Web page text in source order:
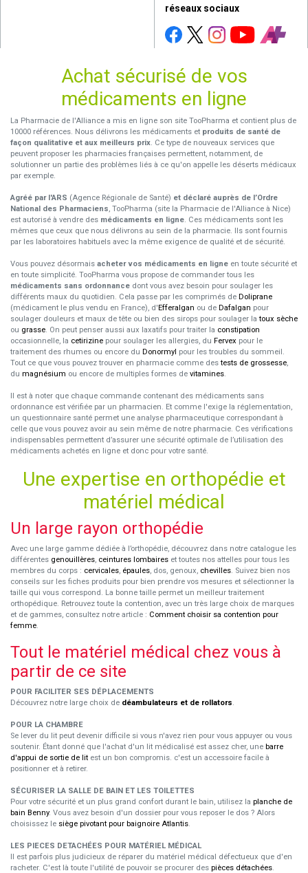
réseaux sociaux
Achat sécurisé de vos
médicaments en ligne
La Pharmacie de l'Alliance a mis en ligne son site TooPharma et contient plus de
10000 références. Nous délivrons les médicaments et produits de santé de
façon qualitative et aux meilleurs prix. Ce type de nouveaux services que
peuvent proposer les pharmacies françaises permettent, notamment, de
solutionner un partie des problèmes liés à ce qu'on appelle les déserts médicaux
par exemple.
Agréé par l'ARS (Agence Régionale de Santé) et déclaré auprès de l’Ordre
National des Pharmaciens, TooPharma (site la Pharmacie de l'Alliance à Nice)
est autorisé à vendre des médicaments en ligne. Ces médicaments sont les
mêmes que ceux que nous délivrons au sein de la pharmacie. Ils sont fournis
par les laboratoires habituels avec la même exigence de qualité et de sécurité.
Vous pouvez désormais acheter vos médicaments en ligne en toute sécurité et
en toute simplicité. TooPharma vous propose de commander tous les
médicaments sans ordonnance dont vous avez besoin pour soulager les
différents maux du quotidien. Cela passe par les comprimés de Doliprane
(médicament le plus vendu en France), d'Efferalgan ou de Dafalgan pour
soulager douleurs et maux de tête ou bien des sirops pour soulager latoux sèche
ou grasse. On peut penser aussi aux laxatifs pour traiter la constipation
occasionnelle, la cetirizine pour soulager les allergies, du Fervex pour le
traitement des rhumes ou encore du Donormyl pour les troubles du sommeil.
Tout ce que vous pouvez trouver en pharmacie comme destests de grossesse,
du magnésium ou encore de multiples formes de vitamines.
Il est à noter que chaque commande contenant des médicaments sans
ordonnance est vérifiée par un pharmacien. Et comme l'exige la réglementation,
un questionnaire santé permet une analyse pharmaceutique correspondant à
celle que vous pouvez avoir au sein même de notre pharmacie. Ces vérifications
indispensables permettent d’assurer une sécurité optimale de l’utilisation des
médicaments achetés en ligne et donc pour votre santé.
Une expertise en orthopédie et
matériel médical
Un large rayon orthopédie
Avec une large gamme dédiée à l’orthopédie, découvrez dans notre catalogue les
différentes genouillères, ceintures lombaires et toutes nos attelles pour tous les
membres du corps : cervicales, épaules, dos, genoux, chevilles. Suivez bien nos
conseils sur les fiches produits pour bien prendre vos mesures et sélectionner la
taille qui vous correspond. La bonne taille permet un meilleur traitement
orthopédique. Retrouvez toute la contention, avec un très large choix de marques
et de gammes, consultez notre article : Comment choisir sa contention pour
femme.
Tout le matériel médical chez vous à
partir de ce site
POUR FACILITER SES DÉPLACEMENTS
Découvrez notre large choix de déambulateurs et de rollators.
POUR LA CHAMBRE
Se lever du lit peut devenir difficile si vous n'avez rien pour vous appuyer ou vous
soutenir. Étant donné que l'achat d'un lit médicalisé est assez cher, une barre
d'appui de sortie de lit est un bon compromis. c'est un accessoire facile à
positionner et à retirer.
SÉCURISER LA SALLE DE BAIN ET LES TOILETTES
Pour votre sécurité et un plus grand confort durant le bain, utilisez la planche de
bain Benny. Vous avez besoin d'un dossier pour vous reposer le dos ? Alors
choisissez le siège pivotant pour baignoire Atlantis.
LES PIECES DETACHÉES POUR MATÉRIEL MÉDICAL
Il est parfois plus judicieux de réparer du matériel médical défectueux que d'en
racheter. C'est là toute l'utilité de pouvoir se procurer des pièces détachées.